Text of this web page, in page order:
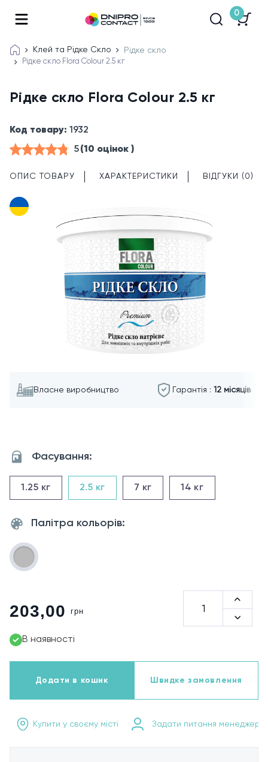
0
Клей та Рідке Скло Рідке скло
Рідке скло Flora Colour 2.5 кг
Рідке скло Flora Colour 2.5 кг
Код товару: 1932
5(10 оцінок )
ОПИС ТОВАРУ ХАРАКТЕРИСТИКИ ВІДГУКИ (0)
Власне виробництво Гарантія : 12 місяців
Фасування:
1.25 кг 2.5 кг 7 кг 14 кг
Палітра кольорів:
203,00 грн
В наявності
Додати в кошик Швидке замовлення
Купити у своєму місті Задати питання менеджеру